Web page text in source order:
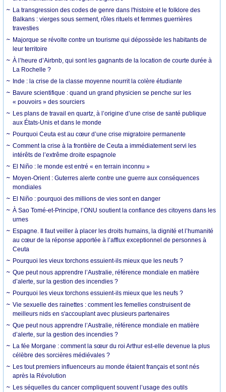
La transgression des codes de genre dans l'histoire et le folklore des
Balkans : vierges sous serment, rôles rituels et femmes guerrières
travesties
Majorque se révolte contre un tourisme qui dépossède les habitants de
leur territoire
À l’heure d’Airbnb, qui sont les gagnants de la location de courte durée à
La Rochelle ?
Inde : la crise de la classe moyenne nourrit la colère étudiante
Bavure scientifique : quand un grand physicien se penche sur les
« pouvoirs » des sourciers
Les plans de travail en quartz, à l’origine d’une crise de santé publique
aux États-Unis et dans le monde
Pourquoi Ceuta est au cœur d’une crise migratoire permanente
Comment la crise à la frontière de Ceuta a immédiatement servi les
intérêts de l’extrême droite espagnole
El Niño : le monde est entré « en terrain inconnu »
Moyen-Orient : Guterres alerte contre une guerre aux conséquences
mondiales
El Niño : pourquoi des millions de vies sont en danger
À Sao Tomé-et-Principe, l’ONU soutient la confiance des citoyens dans les
urnes
Espagne. Il faut veiller à placer les droits humains, la dignité et l’humanité
au cœur de la réponse apportée à l’afflux exceptionnel de personnes à
Ceuta
Pourquoi les vieux torchons essuient-ils mieux que les neufs ?
Que peut nous apprendre l’Australie, référence mondiale en matière
d’alerte, sur la gestion des incendies ?
Pourquoi les vieux torchons essuient-ils mieux que les neufs ?
Vie sexuelle des rainettes : comment les femelles construisent de
meilleurs nids en s'accouplant avec plusieurs partenaires
Que peut nous apprendre l’Australie, référence mondiale en matière
d’alerte, sur la gestion des incendies ?
La fée Morgane : comment la sœur du roi Arthur est-elle devenue la plus
célèbre des sorcières médiévales ?
Les tout premiers influenceurs au monde étaient français et sont nés
après la Révolution
Les séquelles du cancer compliquent souvent l’usage des outils